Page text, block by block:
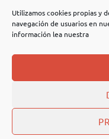
Utilizamos cookies propias y
navegación de usuarios en
información lea nuestra